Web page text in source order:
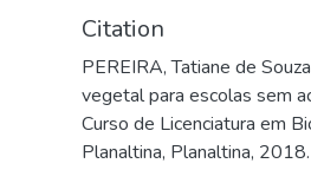
Citation
PEREIRA, Tatiane de
vegetal para escolas sem
Curso de Licenciatura em
Planaltina, Planaltina, 2018.